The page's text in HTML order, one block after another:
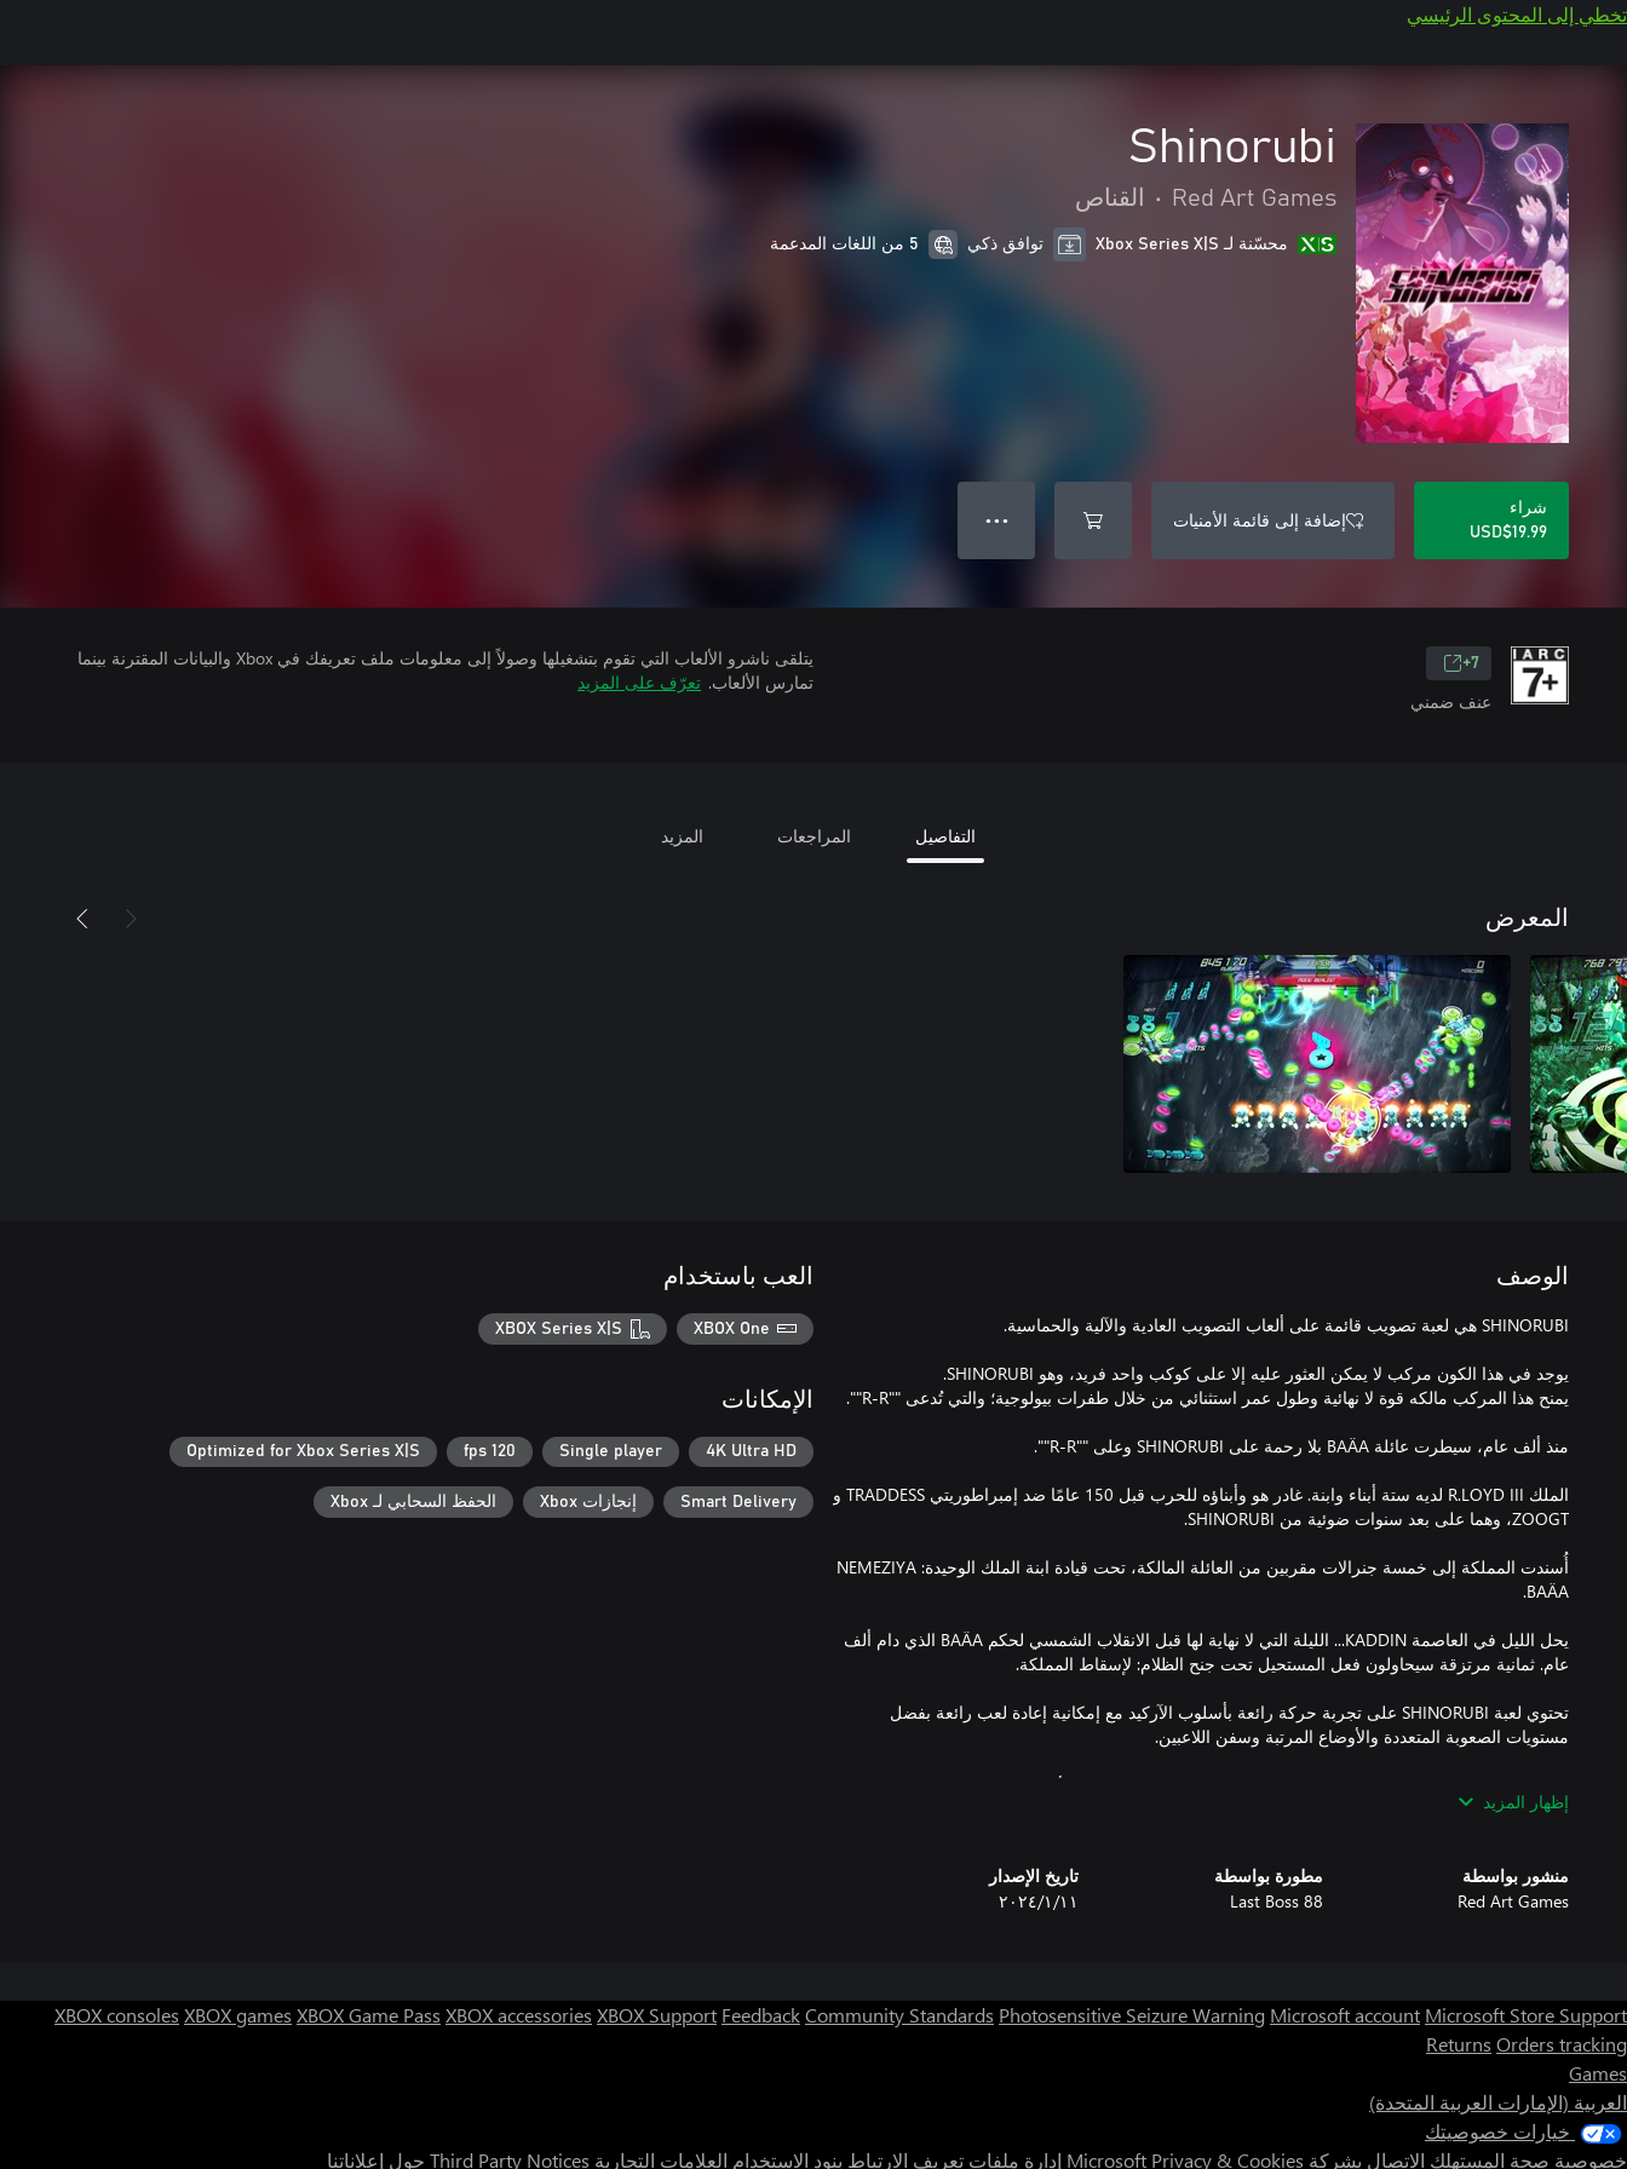
تخطي إلى المحتوى الرئيسي
Shinorubi
Red Art Games
• القناص
محسّنة لـ Xbox Series X|S توافق ذكي 5 من اللغات المدعمة
شراء
USD$19.99
إضافة إلى قائمة الأمنيات ● ● ●
7+
عنف ضمني
يتلقى ناشرو الألعاب التي تقوم بتشغيلها وصولاً إلى معلومات ملف تعريفك في Xbox والبيانات المقترنة بينما
تمارس الألعاب. تعرّف على المزيد
التفاصيل المراجعات المزيد
المعرض
الوصف
الملك R.LOYD III لديه ستة أبناء وابنة. غادر هو وأبناؤه للحرب قبل 150 عامًا ضد إمبراطوريتي TRADDESS و
أُسندت المملكة إلى خمسة جنرالات مقربين من العائلة المالكة، تحت قيادة ابنة الملك الوحيدة: NEMEZIYA
يحل الليل في العاصمة KADDIN... الليلة التي لا نهاية لها قبل الانقلاب الشمسي لحكم BAÄA الذي دام ألف
تحتوي لعبة SHINORUBI على تجربة حركة رائعة بأسلوب الآركيد مع إمكانية إعادة لعب رائعة بفضل
الجزء الوحيد من سفينتك المعرض للإصابة بطلقات العدو هو المركز. من الأفضل تجنب الإصابة بالصواريخ
- 8 سفن قابلة للعب، مع إحصائيات متنوعة من القوة والسرعة والحماية من الطلقات، للتكيف مع أسلوب
- 53 إنجازًا للسعي لتحقيقهم. لا تفوّت الحصول على أي ميدالية وحلّق عبر جميع المستويات لتحصل عليها
إظهار المزيد
منشور بواسطة
Red Art Games
مطورة بواسطة
Last Boss 88
تاريخ الإصدار
١١‏/١‏/٢٠٢٤
العب باستخدام
XBOX One
XBOX Series X|S
الإمكانات
4K Ultra HD
Single player
120 fps
Optimized for Xbox Series X|S
Smart Delivery إنجازات Xbox الحفظ السحابي لـ Xbox
XBOX consoles XBOX games XBOX Game Pass XBOX accessories XBOX Support FeedbackCommunity Standards Photosensitive Seizure Warning Microsoft account Microsoft Store Support
Returns Orders tracking
Games
العربية (الإمارات العربية المتحدة)
خيارات خصوصيتك
خصوصية صحة المستهلك الاتصال بشركة Microsoft Privacy & Cookies إدارة ملفات تعريف الارتباط بنود الاستخدام العلامات التجارية Third Party Notices حول إعلاناتنا